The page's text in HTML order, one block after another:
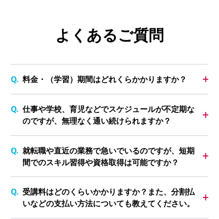
よくあるご質問
料金・（学習）期間はどれくらかかりますか？
仕事や学校、育児などでスケジュールが不定期な
のですが、無理なく通い続けられますか？
就転職や直近の業務で急いでいるのですが、短期
間でのスキル習得や資格取得は可能ですか？
受講料はどのくらいかかりますか？また、分割払
いなどの支払い方法についても教えてください。